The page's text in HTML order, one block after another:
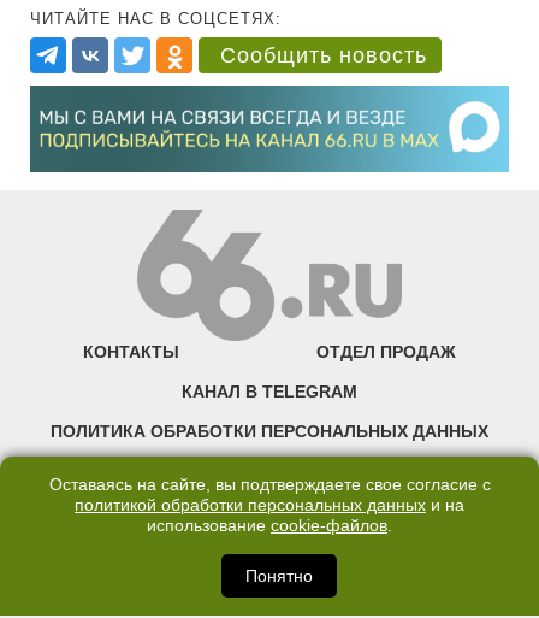
ЧИТАЙТЕ НАС В СОЦСЕТЯХ:
Сообщить новость
КОНТАКТЫ ОТДЕЛ ПРОДАЖ
КАНАЛ В TELEGRAM
ПОЛИТИКА ОБРАБОТКИ ПЕРСОНАЛЬНЫХ ДАННЫХ
©2007—2025 66.RU. Воспроизведение, сообщение, доведение до всеобщего
правообладателя запрещено. Сетевое издание «Современный портал
Екатеринбурга — «66.ru» (18+) зарегистрировано Федеральной службой по
надзору в сфере связи, информационных технологий и массовых коммуникаций
Оставаясь на сайте, вы подтверждаете свое согласие с
политикой обработки персональных данных и на
использование cookie-файлов.
Понятно